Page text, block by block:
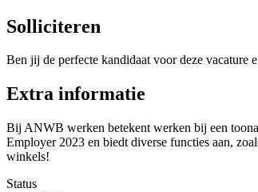
Solliciteren
Ben jij de perfecte kandidaat voor deze vacature
Extra informatie
Bij ANWB werken betekent werken bij een
Employer 2023 en biedt diverse functies aan,
winkels!
Status